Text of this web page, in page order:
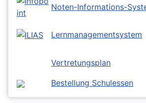
Noten-Informations-
Lernmanagementsystem
Vertretungsplan
Bestellung Schulessen